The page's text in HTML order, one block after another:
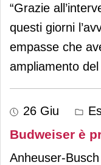
“Grazie
questi giorni
empasse che
ampliamento del
26 Giu
Budweiser è
Anheuser-